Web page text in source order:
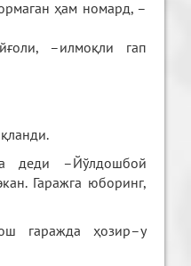
ҳам номард, –
–илмоқли гап
деди –Йўлдошбой
Гаражга юборинг,
гаражда ҳозир–у